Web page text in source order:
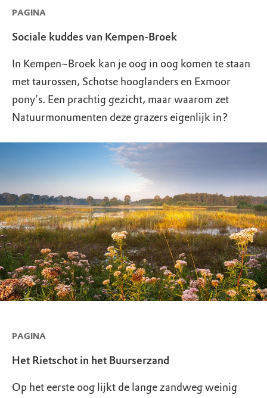
PAGINA
Sociale kuddes van Kempen-Broek
In Kempen~Broek kan je oog in oog komen te staan
met taurossen, Schotse hooglanders en Exmoor
pony’s. Een prachtig gezicht, maar waarom zet
Natuurmonumenten deze grazers eigenlijk in?
PAGINA
Het Rietschot in het Buurserzand
Op het eerste oog lijkt de lange zandweg weinig